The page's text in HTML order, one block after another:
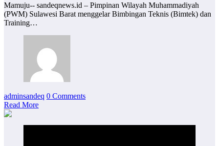
Mamuju-- sandeqnews.id – Pimpinan Wilayah Muhammadiyah
(PWM) Sulawesi Barat menggelar Bimbingan Teknis (Bimtek) dan
Training…
adminsandeq 0 Comments
Read More